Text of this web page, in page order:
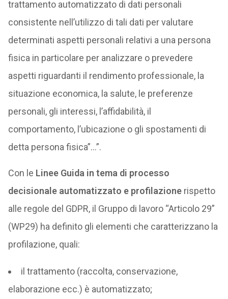
trattamento automatizzato di dati personali
consistente nell’utilizzo di tali dati per valutare
determinati aspetti personali relativi a una persona
fisica in particolare per analizzare o prevedere
aspetti riguardanti il rendimento professionale, la
situazione economica, la salute, le preferenze
personali, gli interessi, l’affidabilità, il
comportamento, l’ubicazione o gli spostamenti di
detta persona fisica”…”.
Con le Linee Guida in tema di processo
decisionale automatizzato e profilazione rispetto
alle regole del GDPR, il Gruppo di lavoro “Articolo 29”
(WP29) ha definito gli elementi che caratterizzano la
profilazione, quali:
il trattamento (raccolta, conservazione,
elaborazione ecc.) è automatizzato;